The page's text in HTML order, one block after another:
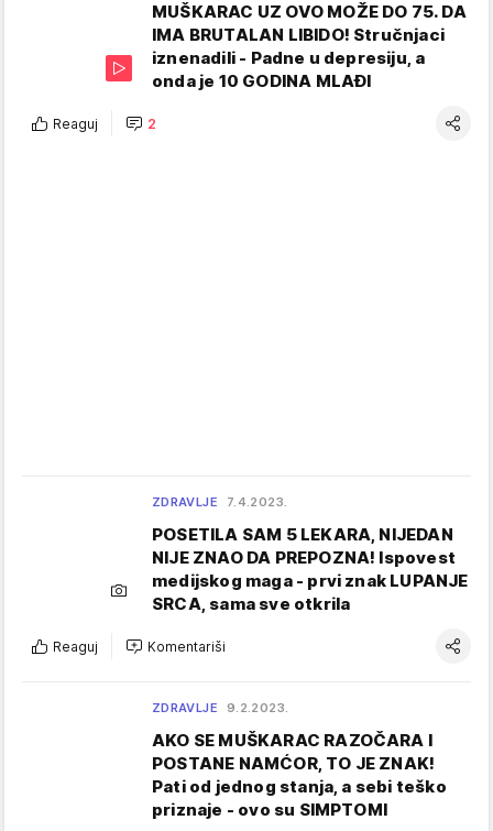
MUŠKARAC UZ OVO MOŽE DO 75. DA
IMA BRUTALAN LIBIDO! Stručnjaci
iznenadili - Padne u depresiju, a
onda je 10 GODINA MLAĐI
Reaguj 2
ZDRAVLJE 7.4.2023.
POSETILA SAM 5 LEKARA, NIJEDAN
NIJE ZNAO DA PREPOZNA! Ispovest
medijskog maga - prvi znak LUPANJE
SRCA, sama sve otkrila
Reaguj Komentariši
ZDRAVLJE 9.2.2023.
AKO SE MUŠKARAC RAZOČARA I
POSTANE NAMĆOR, TO JE ZNAK!
Pati od jednog stanja, a sebi teško
priznaje - ovo su SIMPTOMI